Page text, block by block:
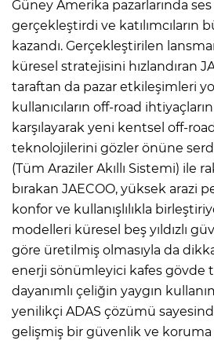
Güney Amerika pazarlarında
gerçekleştirdi ve katılımcıların
kazandı. Gerçekleştirilen
küresel stratejisini hızlandıran
taraftan da pazar etkileşimleri
kullanıcıların off-road
karşılayarak yeni kentsel off-
teknolojilerini gözler önüne
(Tüm Araziler Akıllı Sistemi) ile
bırakan JAECOO, yüksek arazi
konfor ve kullanışlılıkla
modelleri küresel beş yıldızlı
göre üretilmiş olmasıyla da
enerji sönümleyici kafes gövde
dayanımlı çeliğin yaygın
yenilikçi ADAS çözümü
gelişmiş bir güvenlik ve koruma